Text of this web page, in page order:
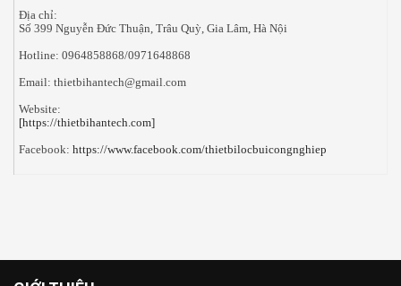
Địa chỉ:
Số 399 Nguyễn Đức Thuận, Trâu Quỳ, Gia Lâm, Hà Nội
Hotline: 0964858868/0971648868
Email: thietbihantech@gmail.com
Website:
[https://thietbihantech.com]
Facebook: https://www.facebook.com/thietbilocbuicongnghiep